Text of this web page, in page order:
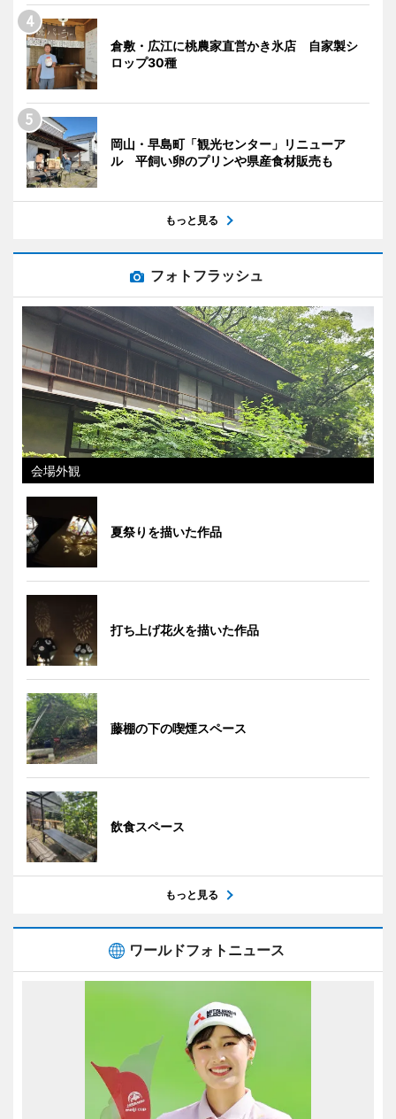
倉敷・広江に桃農家直営かき氷店 自家製シ
ロップ30種
岡山・早島町「観光センター」リニューア
ル 平飼い卵のプリンや県産食材販売も
もっと見る
フォトフラッシュ
会場外観
夏祭りを描いた作品
打ち上げ花火を描いた作品
藤棚の下の喫煙スペース
飲食スペース
もっと見る
ワールドフォトニュース